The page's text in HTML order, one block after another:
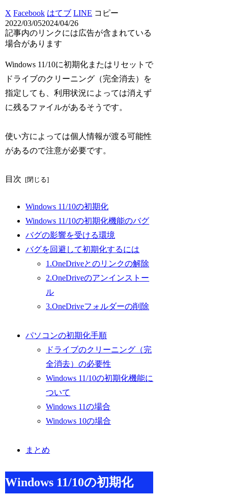
X Facebook はてブ LINE コピー
2022/03/052024/04/26
記事内のリンクには広告が含まれている
場合があります
Windows 11/10に初期化またはリセットで
ドライブのクリーニング（完全消去）を
指定しても、利用状況によっては消えず
に残るファイルがあるそうです。
使い方によっては個人情報が渡る可能性
があるので注意が必要です。
目次
Windows 11/10の初期化
Windows 11/10の初期化機能のバグ
バグの影響を受ける環境
バグを回避して初期化するには
1.OneDriveとのリンクの解除
2.OneDriveのアンインストー
ル
3.OneDriveフォルダーの削除
パソコンの初期化手順
ドライブのクリーニング（完
全消去）の必要性
Windows 11/10の初期化機能に
ついて
Windows 11の場合
Windows 10の場合
まとめ
Windows 11/10の初期化